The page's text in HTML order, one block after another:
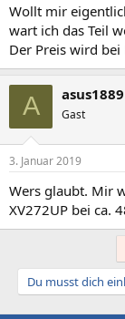
:
Wollt mir
wart ich das Teil
Der Preis wird
A asus1889
Gast
3. Januar 2019
Wers glaubt. Mir
XV272UP bei ca.
Du musst dich